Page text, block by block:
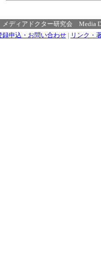
ディアドクター研究会 Media
録申込・お問い合わせ| リンク・